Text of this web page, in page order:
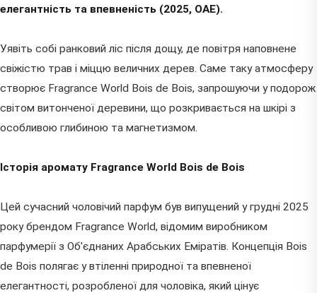
елегантність та впевненість (2025, ОАЕ).
Уявіть собі ранковий ліс після дощу, де повітря наповнене
свіжістю трав і міццю величних дерев. Саме таку атмосферу
створює Fragrance World Bois de Bois, запрошуючи у подорож
світом витонченої деревини, що розкривається на шкірі з
особливою глибиною та магнетизмом.
Історія аромату Fragrance World Bois de Bois
Цей сучасний чоловічий парфум був випущений у грудні 2025
року брендом Fragrance World, відомим виробником
парфумерії з Об'єднаних Арабських Еміратів. Концепція Bois
de Bois полягає у втіленні природної та впевненої
елегантності, розробленої для чоловіка, який цінує